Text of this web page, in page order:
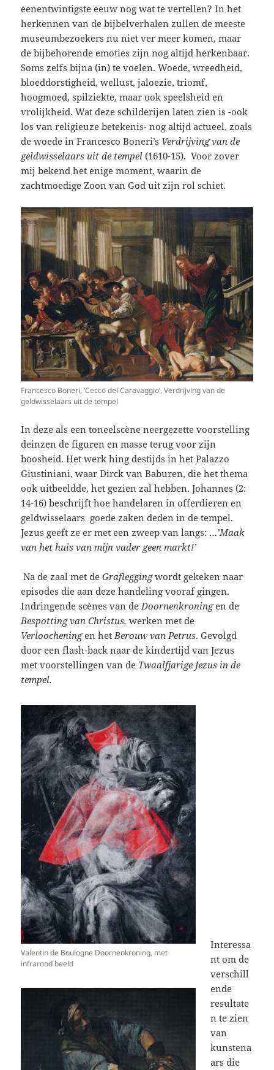
eenentwintigste eeuw nog wat te vertellen? In het
herkennen van de bijbelverhalen zullen de meeste
museumbezoekers nu niet ver meer komen, maar
de bijbehorende emoties zijn nog altijd herkenbaar.
Soms zelfs bijna (in) te voelen. Woede, wreedheid,
bloeddorstigheid, wellust, jaloezie, triomf,
hoogmoed, spilziekte, maar ook speelsheid en
vrolijkheid. Wat deze schilderijen laten zien is -ook
los van religieuze betekenis- nog altijd actueel, zoals
de woede in Francesco Boneri’s Verdrijving van de
geldwisselaars uit de tempel(1610-15). Voor zover
mij bekend het enige moment, waarin de
zachtmoedige Zoon van God uit zijn rol schiet.
Francesco Boneri, ‘Cecco del Caravaggio’, Verdrijving van de
geldwisselaars uit de tempel
In deze als een toneelscène neergezette voorstelling
deinzen de figuren en masse terug voor zijn
boosheid. Het werk hing destijds in het Palazzo
Giustiniani, waar Dirck van Baburen, die het thema
ook uitbeeldde, het gezien zal hebben. Johannes (2:
14-16) beschrijft hoe handelaren in offerdieren en
geldwisselaars goede zaken deden in de tempel.
Jezus geeft ze er met een zweep van langs: …’Maak
van het huis van mijn vader geen markt!’
Na de zaal met deGrafleggingwordt gekeken naar
episodes die aan deze handeling vooraf gingen.
Indringende scènes van deDoornenkroningen de
Bespotting van Christus, werken met de
Verloocheningen hetBerouw van Petrus. Gevolgd
door een flash-back naar de kindertijd van Jezus
met voorstellingen van de Twaalfjarige Jezus in de
tempel.
Valentin de Boulogne Doornenkroning, met
infrarood beeld
Interessa
nt om de
verschill
ende
resultate
n te zien
van
kunstena
ars die